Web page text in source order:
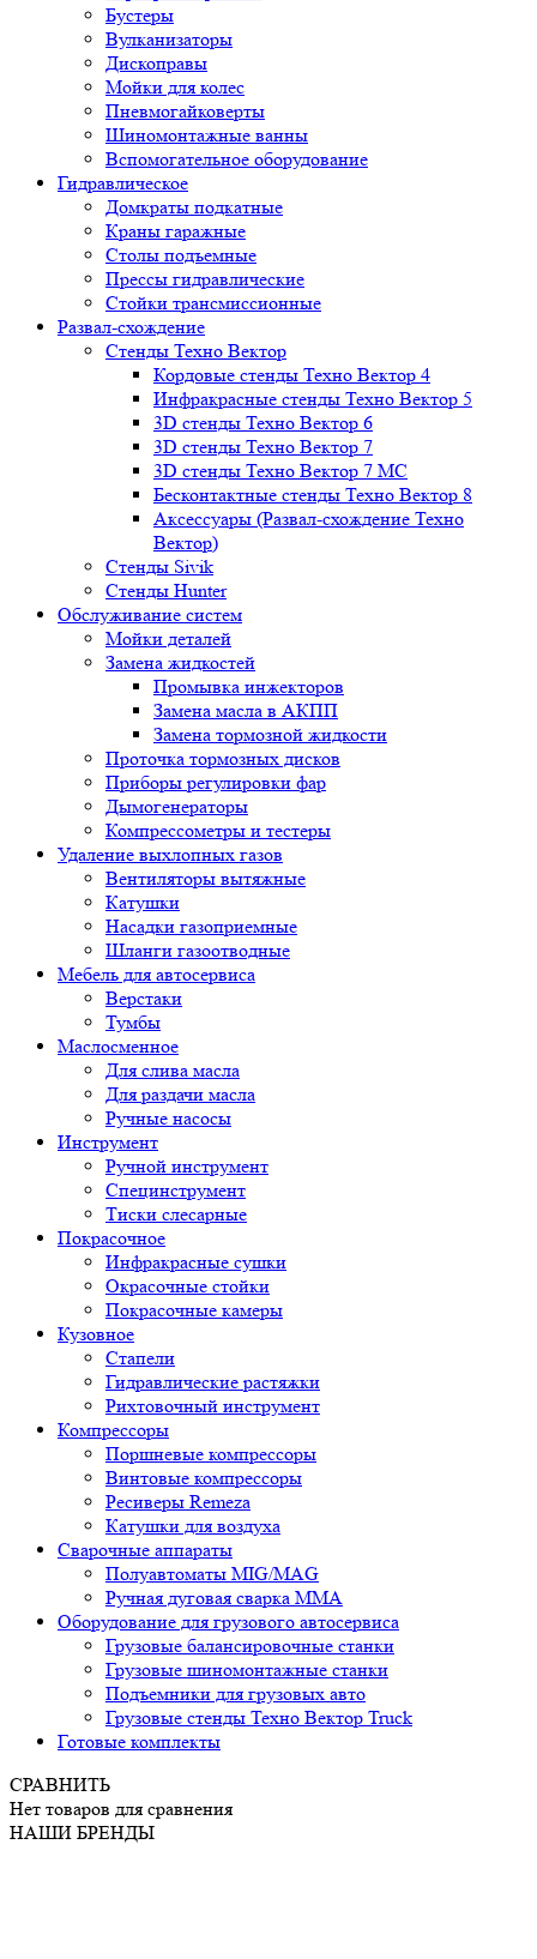
Бустеры
Вулканизаторы
Дископравы
Мойки для колес
Пневмогайковерты
Шиномонтажные ванны
Вспомогательное оборудование
Гидравлическое
Домкраты подкатные
Краны гаражные
Столы подъемные
Прессы гидравлические
Стойки трансмиссионные
Развал-схождение
Стенды Техно Вектор
Кордовые стенды Техно Вектор 4
Инфракрасные стенды Техно Вектор 5
3D стенды Техно Вектор 6
3D стенды Техно Вектор 7
3D стенды Техно Вектор 7 МС
Бесконтактные стенды Техно Вектор 8
Аксессуары (Развал-схождение Техно
Вектор)
Стенды Sivik
Стенды Hunter
Обслуживание систем
Мойки деталей
Замена жидкостей
Промывка инжекторов
Замена масла в АКПП
Замена тормозной жидкости
Проточка тормозных дисков
Приборы регулировки фар
Дымогенераторы
Компрессометры и тестеры
Удаление выхлопных газов
Вентиляторы вытяжные
Катушки
Насадки газоприемные
Шланги газоотводные
Мебель для автосервиса
Верстаки
Тумбы
Маслосменное
Для слива масла
Для раздачи масла
Ручные насосы
Инструмент
Ручной инструмент
Специнструмент
Тиски слесарные
Покрасочное
Инфракрасные сушки
Окрасочные стойки
Покрасочные камеры
Кузовное
Стапели
Гидравлические растяжки
Рихтовочный инструмент
Компрессоры
Поршневые компрессоры
Винтовые компрессоры
Ресиверы Remeza
Катушки для воздуха
Сварочные аппараты
Полуавтоматы MIG/MAG
Ручная дуговая сварка ММА
Оборудование для грузового автосервиса
Грузовые балансировочные станки
Грузовые шиномонтажные станки
Подъемники для грузовых авто
Грузовые стенды Техно Вектор Truck
Готовые комплекты
СРАВНИТЬ
Нет товаров для сравнения
НАШИ БРЕНДЫ